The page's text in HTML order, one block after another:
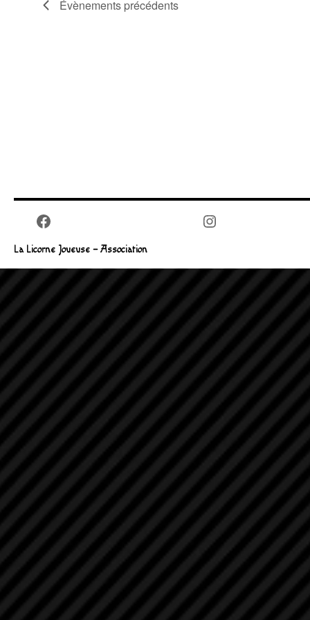
Évènements précédents
Facebook Instagram
La Licorne Joueuse – Association